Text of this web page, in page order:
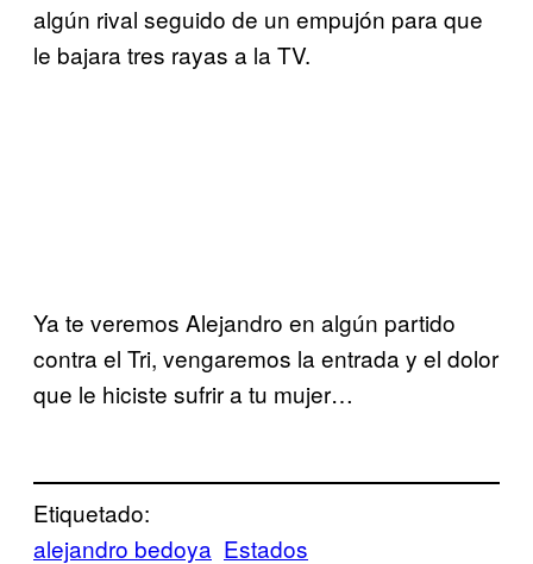
algún rival seguido de un empujón para que
le bajara tres rayas a la TV.
Ya te veremos Alejandro en algún partido
contra el Tri, vengaremos la entrada y el dolor
que le hiciste sufrir a tu mujer…
Etiquetado:
alejandro bedoya Estados